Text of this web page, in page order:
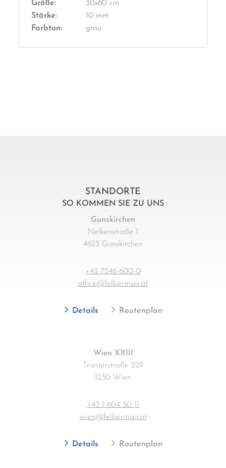
Größe:
30x60 cm
Stärke:
10 mm
Farbton:
grau
STANDORTE
SO KOMMEN SIE ZU UNS
Gunskirchen
Nelkenstraße 1
4623 Gunskirchen
+43 7246-600-0
office@felbermair.at
Details Routenplan
Wien XXIII
Triesterstraße 229
1230 Wien
+43 1-604 50 11
wien@felbermair.at
Details Routenplan